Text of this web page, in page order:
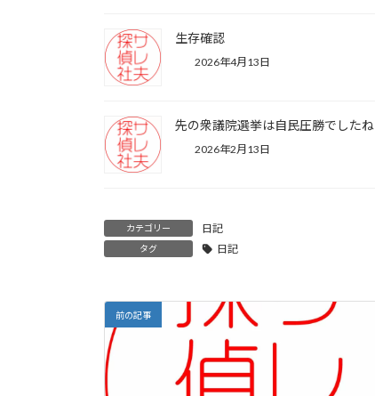
生存確認
2026年4月13日
先の衆議院選挙は自民圧勝でしたね
2026年2月13日
カテゴリー 日記
タグ 日記
前の記事